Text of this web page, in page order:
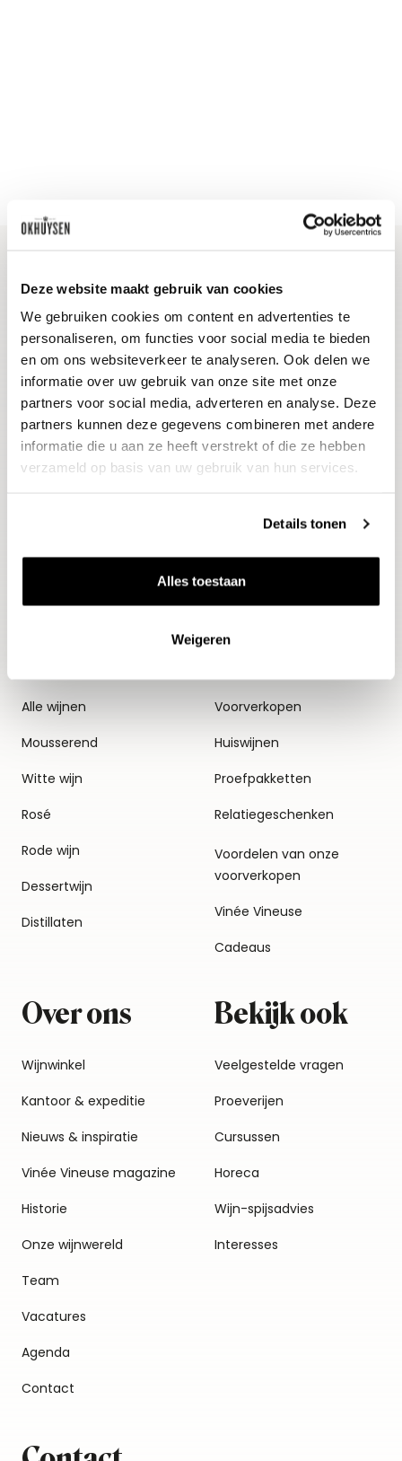
Deze website maakt gebruik van cookies
We gebruiken cookies om content en advertenties te
personaliseren, om functies voor social media te bieden
en om ons websiteverkeer te analyseren. Ook delen we
informatie over uw gebruik van onze site met onze
partners voor social media, adverteren en analyse. Deze
partners kunnen deze gegevens combineren met andere
informatie die u aan ze heeft verstrekt of die ze hebben
verzameld op basis van uw gebruik van hun services.
Details tonen
Alles toestaan
Weigeren
Blijf op de hoogte
Ontvang het laatste wijnnieuws, proeverijen en
evenementen
E-mailadres
Aanmelden
Alle wijnen
Mousserend
Witte wijn
Rosé
Rode wijn
Dessertwijn
Distillaten
Thema's
Voorverkopen
Huiswijnen
Proefpakketten
Relatiegeschenken
Voordelen van onze
voorverkopen
Vinée Vineuse
Cadeaus
Over ons
Wijnwinkel
Kantoor & expeditie
Nieuws & inspiratie
Vinée Vineuse magazine
Historie
Onze wijnwereld
Team
Vacatures
Agenda
Contact
Bekijk ook
Veelgestelde vragen
Proeverijen
Cursussen
Horeca
Wijn-spijsadvies
Interesses